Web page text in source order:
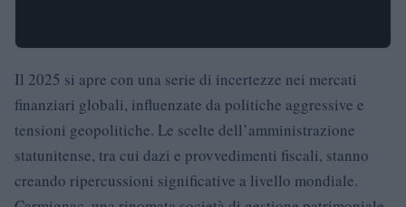
Il 2025 si apre con una serie di incertezze nei mercati
finanziari globali, influenzate da politiche aggressive e
tensioni geopolitiche. Le scelte dell’amministrazione
statunitense, tra cui dazi e provvedimenti fiscali, stanno
creando ripercussioni significative a livello mondiale.